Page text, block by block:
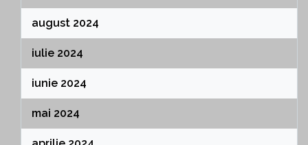
august 2024
iulie 2024
iunie 2024
mai 2024